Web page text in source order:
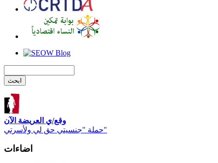
وقع/ي العريضة الآن
حملة "جنسيتي حق لي ولأسرتي"
اضاءات